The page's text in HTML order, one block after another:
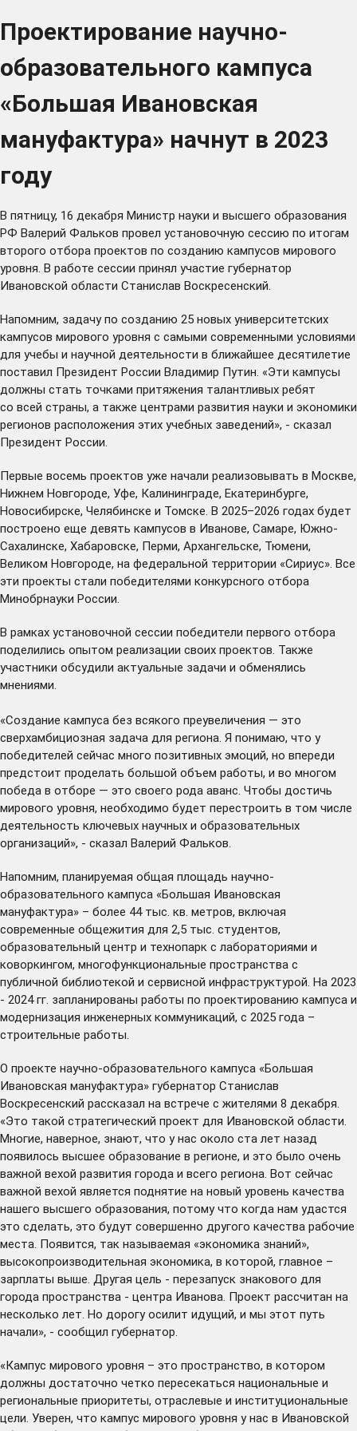
Проектирование научно-
образовательного кампуса
«Большая Ивановская
мануфактура» начнут в 2023
году
В пятницу, 16 декабря Министр науки и высшего образования
РФ Валерий Фальков провел установочную сессию по итогам
второго отбора проектов по созданию кампусов мирового
уровня. В работе сессии принял участие губернатор
Ивановской области Станислав Воскресенский.
Напомним, задачу по созданию 25 новых университетских
кампусов мирового уровня с самыми современными условиями
для учебы и научной деятельности в ближайшее десятилетие
поставил Президент России Владимир Путин. «Эти кампусы
должны стать точками притяжения талантливых ребят
со всей страны, а также центрами развития науки и экономики
регионов расположения этих учебных заведений», - сказал
Президент России.
Первые восемь проектов уже начали реализовывать в Москве,
Нижнем Новгороде, Уфе, Калининграде, Екатеринбурге,
Новосибирске, Челябинске и Томске. В 2025–2026 годах будет
построено еще девять кампусов в Иванове, Самаре, Южно-
Сахалинске, Хабаровске, Перми, Архангельске, Тюмени,
Великом Новгороде, на федеральной территории «Сириус». Все
эти проекты стали победителями конкурсного отбора
Минобрнауки России.
В рамках установочной сессии победители первого отбора
поделились опытом реализации своих проектов. Также
участники обсудили актуальные задачи и обменялись
мнениями.
«Создание кампуса без всякого преувеличения — это
сверхамбициозная задача для региона. Я понимаю, что у
победителей сейчас много позитивных эмоций, но впереди
предстоит проделать большой объем работы, и во многом
победа в отборе — это своего рода аванс. Чтобы достичь
мирового уровня, необходимо будет перестроить в том числе
деятельность ключевых научных и образовательных
организаций», - сказал Валерий Фальков.
Напомним, планируемая общая площадь научно-
образовательного кампуса «Большая Ивановская
мануфактура» – более 44 тыс. кв. метров, включая
современные общежития для 2,5 тыс. студентов,
образовательный центр и технопарк с лабораториями и
коворкингом, многофункциональные пространства с
публичной библиотекой и сервисной инфраструктурой. На 2023
- 2024 гг. запланированы работы по проектированию кампуса и
модернизация инженерных коммуникаций, с 2025 года –
строительные работы.
О проекте научно-образовательного кампуса «Большая
Ивановская мануфактура» губернатор Станислав
Воскресенский рассказал на встрече с жителями 8 декабря.
«Это такой стратегический проект для Ивановской области.
Многие, наверное, знают, что у нас около ста лет назад
появилось высшее образование в регионе, и это было очень
важной вехой развития города и всего региона. Вот сейчас
важной вехой является поднятие на новый уровень качества
нашего высшего образования, потому что когда нам удастся
это сделать, это будут совершенно другого качества рабочие
места. Появится, так называемая «экономика знаний»,
высокопроизводительная экономика, в которой, главное –
зарплаты выше. Другая цель - перезапуск знакового для
города пространства - центра Иванова. Проект рассчитан на
несколько лет. Но дорогу осилит идущий, и мы этот путь
начали», - сообщил губернатор.
«Кампус мирового уровня – это пространство, в котором
должны достаточно четко пересекаться национальные и
региональные приоритеты, отраслевые и институциональные
цели. Уверен, что кампус мирового уровня у нас в Ивановской